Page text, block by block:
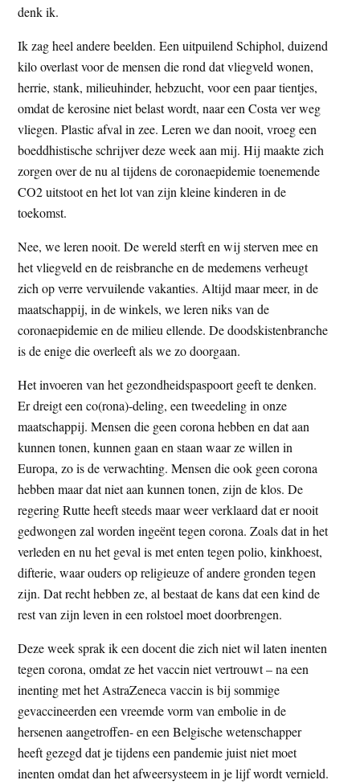
denk ik.
Ik zag heel andere beelden. Een uitpuilend Schiphol, duizend
kilo overlast voor de mensen die rond dat vliegveld wonen,
herrie, stank, milieuhinder, hebzucht, voor een paar tientjes,
omdat de kerosine niet belast wordt, naar een Costa ver weg
vliegen. Plastic afval in zee. Leren we dan nooit, vroeg een
boeddhistische schrijver deze week aan mij. Hij maakte zich
zorgen over de nu al tijdens de coronaepidemie toenemende
CO2 uitstoot en het lot van zijn kleine kinderen in de
toekomst.
Nee, we leren nooit. De wereld sterft en wij sterven mee en
het vliegveld en de reisbranche en de medemens verheugt
zich op verre vervuilende vakanties. Altijd maar meer, in de
maatschappij, in de winkels, we leren niks van de
coronaepidemie en de milieu ellende. De doodskistenbranche
is de enige die overleeft als we zo doorgaan.
Het invoeren van het gezondheidspaspoort geeft te denken.
Er dreigt een co(rona)-deling, een tweedeling in onze
maatschappij. Mensen die geen corona hebben en dat aan
kunnen tonen, kunnen gaan en staan waar ze willen in
Europa, zo is de verwachting. Mensen die ook geen corona
hebben maar dat niet aan kunnen tonen, zijn de klos. De
regering Rutte heeft steeds maar weer verklaard dat er nooit
gedwongen zal worden ingeënt tegen corona. Zoals dat in het
verleden en nu het geval is met enten tegen polio, kinkhoest,
difterie, waar ouders op religieuze of andere gronden tegen
zijn. Dat recht hebben ze, al bestaat de kans dat een kind de
rest van zijn leven in een rolstoel moet doorbrengen.
Deze week sprak ik een docent die zich niet wil laten inenten
tegen corona, omdat ze het vaccin niet vertrouwt – na een
inenting met het AstraZeneca vaccin is bij sommige
gevaccineerden een vreemde vorm van embolie in de
hersenen aangetroffen- en een Belgische wetenschapper
heeft gezegd dat je tijdens een pandemie juist niet moet
inenten omdat dan het afweersysteem in je lijf wordt vernield.